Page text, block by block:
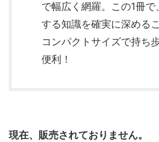
で幅広く網羅。この1冊で
する知識を確実に深める
コンパクトサイズで持ち
便利！
現在、販売されておりません。